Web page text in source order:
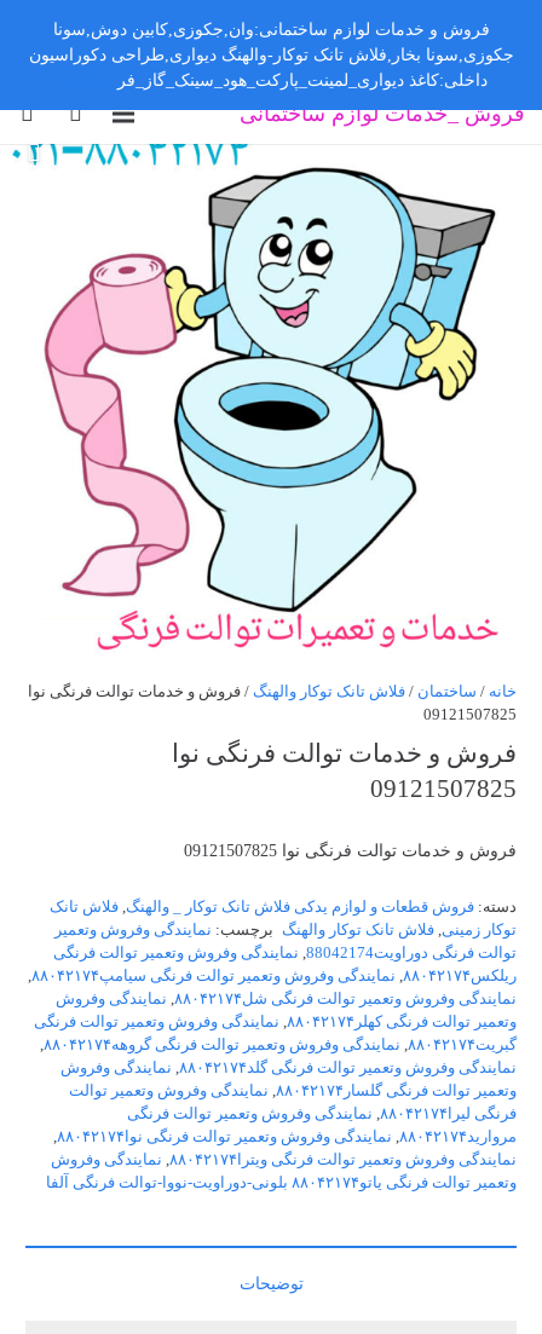
فروش _خدمات لوازم ساختمانی
خانه / ساختمان / فلاش تانک توکار والهنگ / فروش و خدمات توالت فرنگی نوا
09121507825
فروش و خدمات توالت فرنگی نوا
09121507825
فروش و خدمات توالت فرنگی نوا 09121507825
دسته: فروش قطعات و لوازم یدکی فلاش تانک توکار _ والهنگ, فلاش تانک
توکار زمینی, فلاش تانک توکار والهنگ برچسب: نمایندگی وفروش وتعمیر
توالت فرنگی دوراویت88042174
, نمایندگی وفروش وتعمیر توالت فرنگی
ریلکس۸۸۰۴۲۱۷۴
, نمایندگی وفروش وتعمیر توالت فرنگی سیامپ۸۸۰۴۲۱۷۴
,
نمایندگی وفروش وتعمیر توالت فرنگی شل۸۸۰۴۲۱۷۴
, نمایندگی وفروش
وتعمیر توالت فرنگی کهلر۸۸۰۴۲۱۷۴
, نمایندگی وفروش وتعمیر توالت فرنگی
گبریت۸۸۰۴۲۱۷۴
, نمایندگی وفروش وتعمیر توالت فرنگی گروهه۸۸۰۴۲۱۷۴
,
نمایندگی وفروش وتعمیر توالت فرنگی گلد۸۸۰۴۲۱۷۴
, نمایندگی وفروش
وتعمیر توالت فرنگی گلسار۸۸۰۴۲۱۷۴
, نمایندگی وفروش وتعمیر توالت
فرنگی لیرا۸۸۰۴۲۱۷۴
, نمایندگی وفروش وتعمیر توالت فرنگی
مروارید۸۸۰۴۲۱۷۴
, نمایندگی وفروش وتعمیر توالت فرنگی نوا۸۸۰۴۲۱۷۴
,
نمایندگی وفروش وتعمیر توالت فرنگی ویترا۸۸۰۴۲۱۷۴
, نمایندگی وفروش
وتعمیر توالت فرنگی یاتو۸۸۰۴۲۱۷۴ بلونی-دوراویت-نووا-توالت فرنگی آلفا
توضیحات
فروش و خدمات لوازم ساختمانی:وان,جکوزی,کابین دوش,سونا
جکوزی,سونا بخار,فلاش تانک توکار-والهنگ دیواری,طراحی دکوراسیون
داخلی:کاغذ دیواری_لمینت_پارکت_هود_سینک_گاز_فر